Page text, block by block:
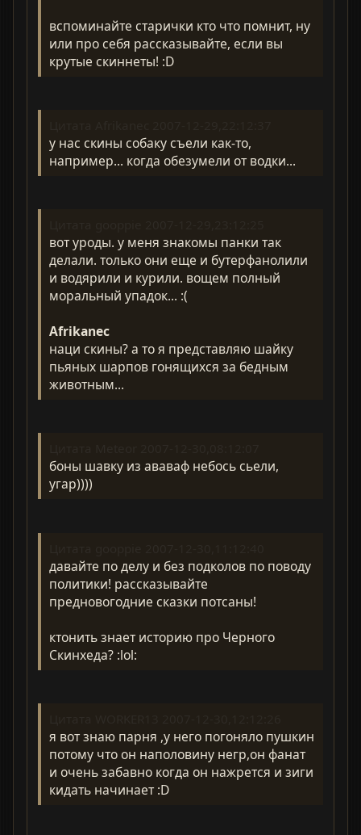
вспоминайте старички кто что помнит, ну
или про себя рассказывайте, если вы
крутые скиннеты! :D
у нас скины собаку съели как-то,
например... когда обезумели от водки...
вот уроды. у меня знакомы панки так
делали. только они еще и бутерфанолили
и водярили и курили. вощем полный
моральный упадок... :(
Afrikanec
наци скины? а то я представляю шайку
пьяных шарпов гонящихся за бедным
животным...
боны шавку из ававаф небось сьели,
угар))))
давайте по делу и без подколов по поводу
политики! рассказывайте
предновогодние сказки потсаны!
ктонить знает историю про Черного
Скинхеда? :lol:
я вот знаю парня ,у него погоняло пушкин
потому что он наполовину негр,он фанат
и очень забавно когда он нажрется и зиги
кидать начинает :D